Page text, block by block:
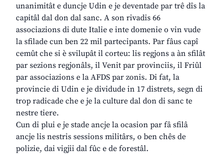
unanimitât e duncje Udin e je deventade par trê dîs la
capitâl dal don dal sanc. A son rivadis 66
associazions di dute Italie e inte domenie o vin vude
la sfilade cun ben 22 mil partecipants. Par fâus capî
cemût che si è svilupât il corteu: lis regjons a àn sfilât
par sezions regjonâls, il Venit par provinciis, il Friûl
par associazions e la AFDS par zonis. Di fat, la
provincie di Udin e je dividude in 17 distrets, segn di
trop radicade che e je la culture dal don di sanc te
nestre tiere.
Cun di plui e je stade ancje la ocasion par fâ sfilâ
ancje lis nestris sessions militârs, o ben chês de
polizie, dai vigjii dal fûc e de forestâl.